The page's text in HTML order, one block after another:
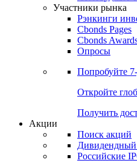
ESG
Сукук
Ломбардные
Участники рынка
Рэнкинги
Cbonds Pages
Cbonds
Опросы
Попробуйте
Откройте
Получить
Акции